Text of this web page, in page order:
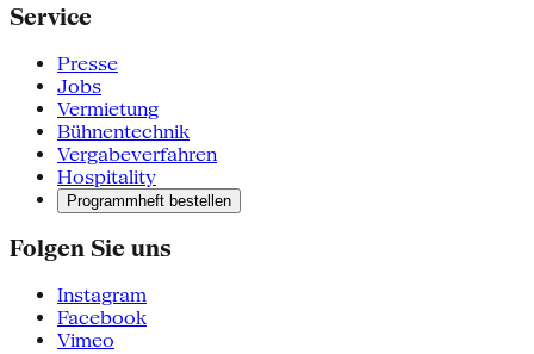
Service
Presse
Jobs
Vermietung
Bühnentechnik
Vergabeverfahren
Hospitality
Programmheft bestellen
Folgen Sie uns
Instagram
Facebook
Vimeo